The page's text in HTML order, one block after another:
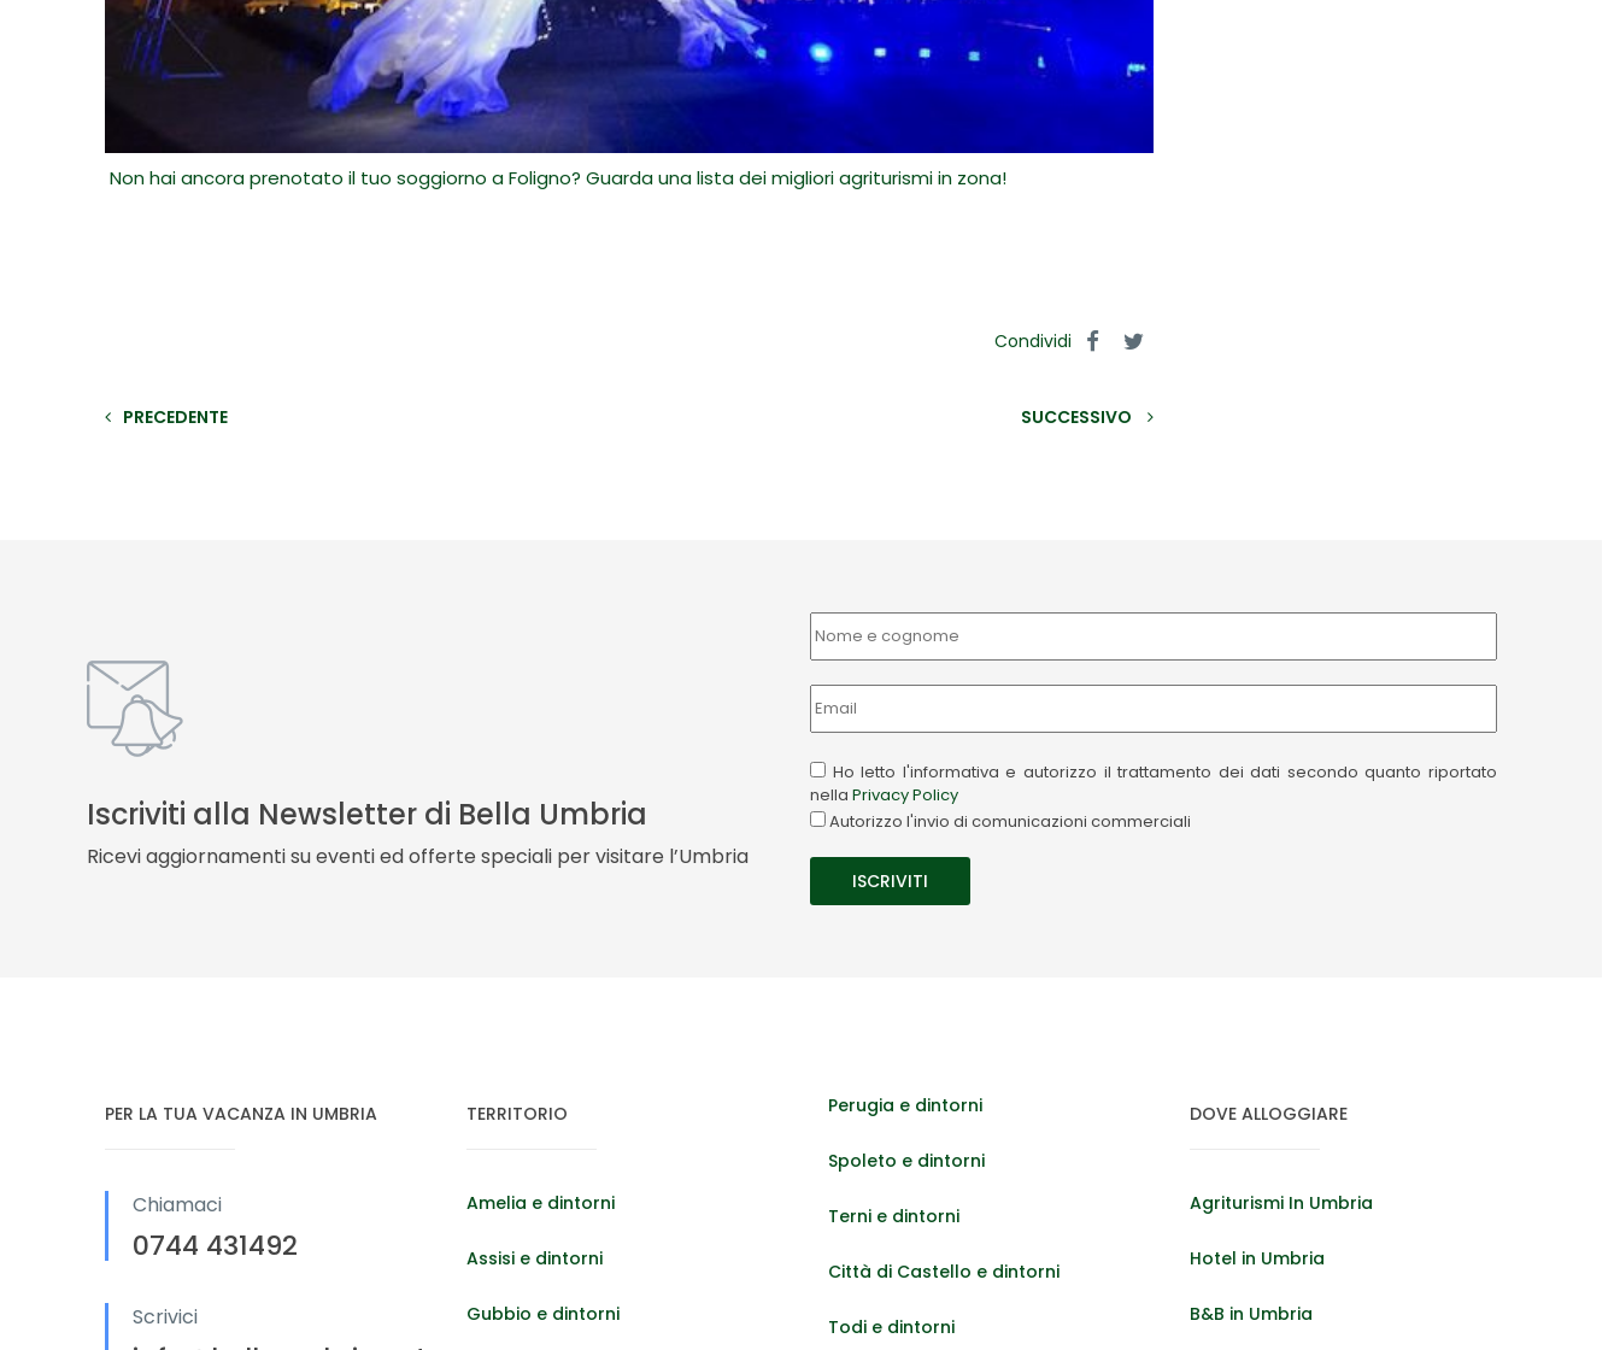
Non hai ancora prenotato il tuo soggiorno a Foligno? Guarda una lista dei migliori agriturismi in zona!
Condividi
PRECEDENTE SUCCESSIVO
Iscriviti alla Newsletter di Bella Umbria
Ricevi aggiornamenti su eventi ed offerte speciali per visitare l’Umbria
Ho letto l'informativa e autorizzo il trattamento dei dati secondo quanto riportato
nella Privacy Policy
Autorizzo l'invio di comunicazioni commerciali
PER LA TUA VACANZA IN UMBRIA
Chiamaci
0744 431492
Scrivici
TERRITORIO
Amelia e dintorni
Assisi e dintorni
Gubbio e dintorni
Perugia e dintorni
Spoleto e dintorni
Terni e dintorni
Città di Castello e dintorni
Todi e dintorni
DOVE ALLOGGIARE
Agriturismi In Umbria
Hotel in Umbria
B&B in Umbria